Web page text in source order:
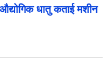
धातु कताई मशीन